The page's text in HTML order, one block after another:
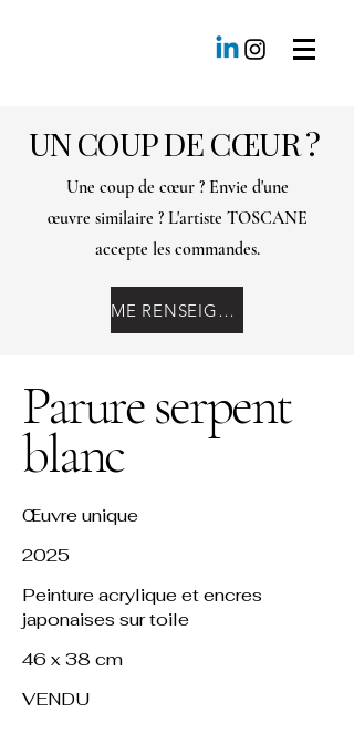
UN COUP DE CŒUR ?
Une coup de cœur ? Envie d'une
œuvre similaire ? L'artiste TOSCANE
accepte les commandes.
ME RENSEIGNER
Parure serpent
blanc
Œuvre unique
2025
Peinture acrylique et encres
japonaises sur toile
46 x 38 cm
VENDU